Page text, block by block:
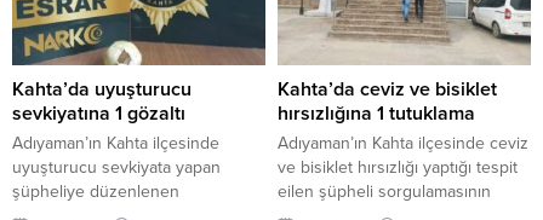
çalışmaları takip etmek amacıyla
inşaat alanını ziyaret eden İl
Genel Meclisi Başkanı Mehmet
Can Erdoğan en kısa zamanda
yolun ulaşıma...
kalmayacak sloganıyla hayata
geçirilen “Kütüphaneler Kitap
Dolsun, Herkes Okusun”
kampanyası çerçevesinde okul
kütüphanelerine 1 Milyon 540 bin
kitap kazandırıldı. Kampanya
çerçevesinde Adıyaman’daki
okul...
Kahta’da uyuşturucu
sevkiyatına 1 gözaltı
Adıyaman’ın Kahta ilçesinde
uyuşturucu sevkiyata yapan
şüpheliye düzenlenen
operasyonda 1 şüpheli gözaltına
Kahta’da ceviz ve bisiklet
hırsızlığına 1 tutuklama
Adıyaman’ın Kahta ilçesinde ceviz
ve bisiklet hırsızlığı yaptığı tespit
eilen şüpheli sorgulamasının
ardından çıkartıldığı mahkemece